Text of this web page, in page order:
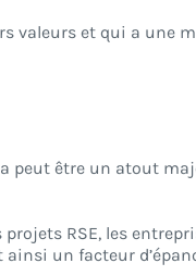
valeurs et qui a une
peut être un atout
RSE, les
ainsi un facteur